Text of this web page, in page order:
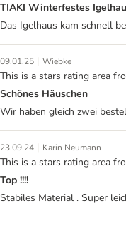
TIAKI Winterfestes
Das Igelhaus kam schnell
09.01.25 | Wiebke
This is a stars rating area
Schönes Häuschen
Wir haben gleich zwei
23.09.24 | Karin Neumann
This is a stars rating area
Top !!!!
Stabiles Material . Super